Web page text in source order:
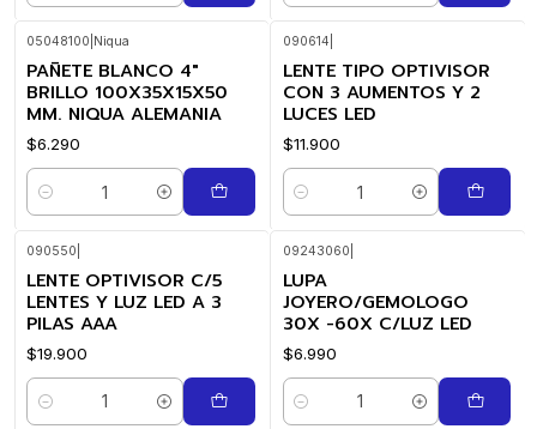
05048100 Niqua
PAÑETE BLANCO 4"
BRILLO 100X35X15X50
MM. NIQUA ALEMANIA
$6.290
Cantidad
090614
LENTE TIPO OPTIVISOR
CON 3 AUMENTOS Y 2
LUCES LED
$11.900
Cantidad
090550
LENTE OPTIVISOR C/5
LENTES Y LUZ LED A 3
PILAS AAA
$19.900
Cantidad
09243060
LUPA
JOYERO/GEMOLOGO
30X -60X C/LUZ LED
$6.990
Cantidad